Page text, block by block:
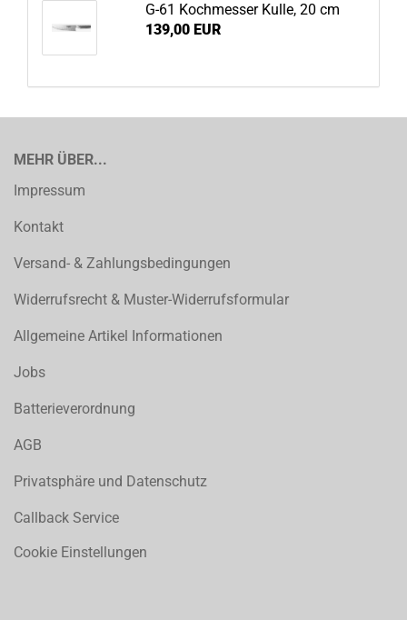
G-61 Kochmesser Kulle, 20 cm
139,00 EUR
MEHR ÜBER...
Impressum
Kontakt
Versand- & Zahlungsbedingungen
Widerrufsrecht & Muster-Widerrufsformular
Allgemeine Artikel Informationen
Jobs
Batterieverordnung
AGB
Privatsphäre und Datenschutz
Callback Service
Cookie Einstellungen